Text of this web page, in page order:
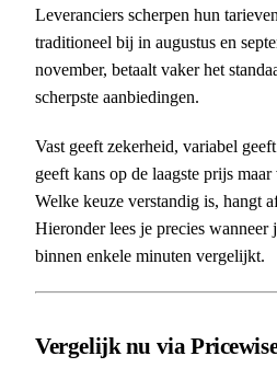
Leveranciers scherpen hun
traditioneel bij in augustus en
november, betaalt vaker het
scherpste aanbiedingen.
Vast geeft zekerheid, variabel
geeft kans op de laagste prijs
Welke keuze verstandig is, hangt
Hieronder lees je precies wanneer
binnen enkele minuten vergelijkt.
Vergelijk nu via